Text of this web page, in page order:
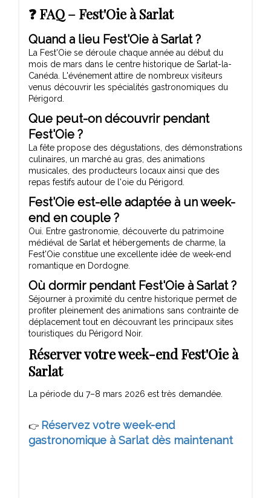
❓ FAQ – Fest'Oie à Sarlat
Quand a lieu Fest'Oie à Sarlat ?
La Fest'Oie se déroule chaque année au début du
mois de mars dans le centre historique de Sarlat-la-
Canéda. L'événement attire de nombreux visiteurs
venus découvrir les spécialités gastronomiques du
Périgord.
Que peut-on découvrir pendant
Fest'Oie ?
La fête propose des dégustations, des démonstrations
culinaires, un marché au gras, des animations
musicales, des producteurs locaux ainsi que des
repas festifs autour de l'oie du Périgord.
Fest'Oie est-elle adaptée à un week-
end en couple ?
Oui. Entre gastronomie, découverte du patrimoine
médiéval de Sarlat et hébergements de charme, la
Fest'Oie constitue une excellente idée de week-end
romantique en Dordogne.
Où dormir pendant Fest'Oie à Sarlat ?
Séjourner à proximité du centre historique permet de
profiter pleinement des animations sans contrainte de
déplacement tout en découvrant les principaux sites
touristiques du Périgord Noir.
Réserver votre week-end Fest'Oie à
Sarlat
La période du 7–8 mars 2026 est très demandée.
👉 Réservez votre week-end
gastronomique à Sarlat dès maintenant